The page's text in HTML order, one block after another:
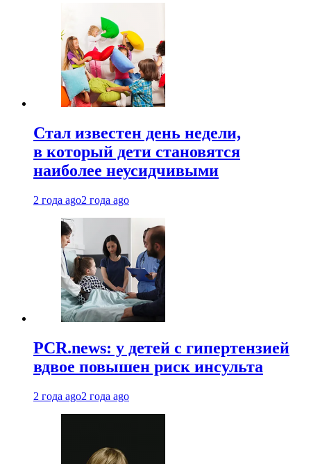
Стал известен день недели,
в который дети становятся
наиболее неусидчивыми
2 года ago2 года ago
PCR.news: у детей с гипертензией
вдвое повышен риск инсульта
2 года ago2 года ago